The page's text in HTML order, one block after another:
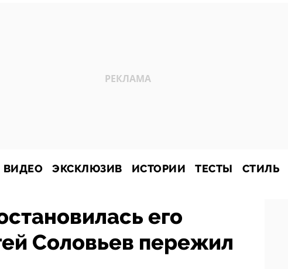
ВИДЕО ЭКСКЛЮЗИВ ИСТОРИИ ТЕСТЫ СТИЛЬ
его
Соловьев пережил